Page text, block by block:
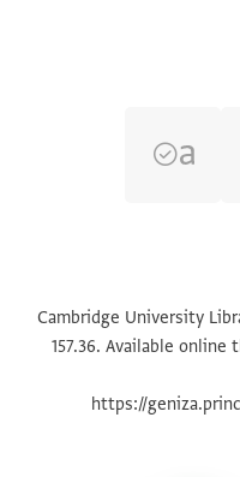
הגדל וסובב
Cambridge University
157.36. Available
https://